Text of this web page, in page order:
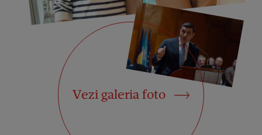
Vezi galeria foto